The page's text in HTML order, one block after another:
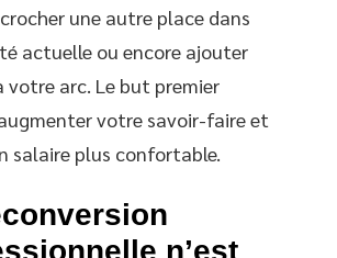
une autre place dans
actuelle ou encore ajouter
votre arc. Le but premier
votre savoir-faire et
salaire plus confortable.
n’est